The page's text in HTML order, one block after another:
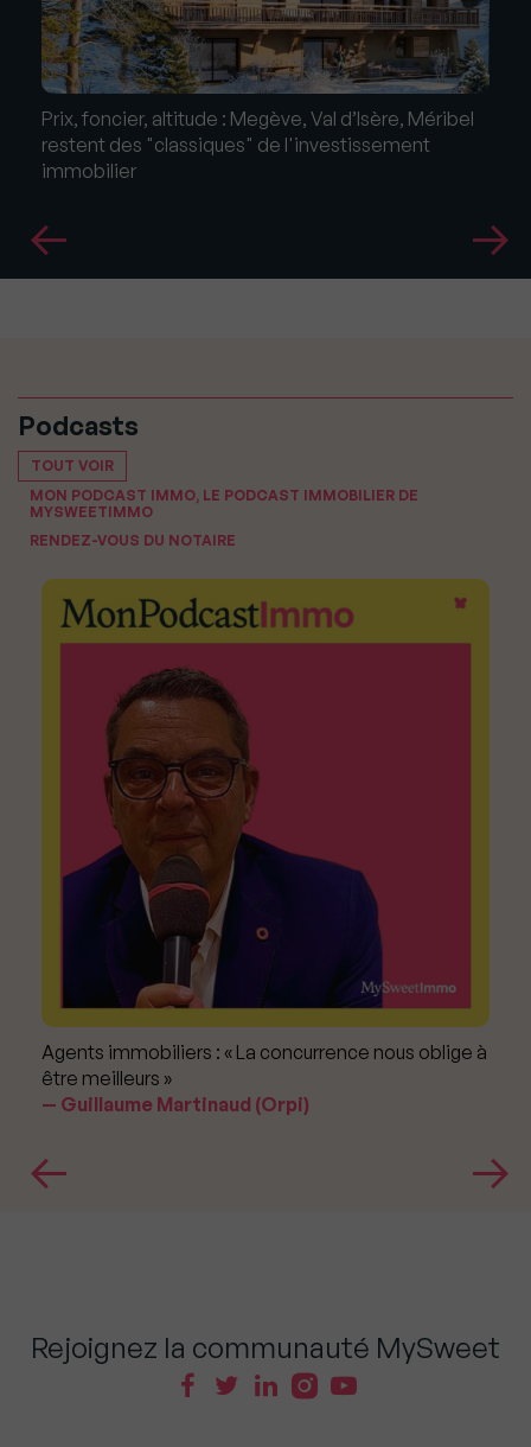
Prix, foncier, altitude : Megève, Val d’Isère, Méribel
restent des "classiques" de l'investissement
immobilier
Podcasts
TOUT VOIR
MON PODCAST IMMO, LE PODCAST IMMOBILIER DE
MYSWEETIMMO
RENDEZ-VOUS DU NOTAIRE
Agents immobiliers : « La concurrence nous oblige à
être meilleurs »
Guillaume Martinaud (Orpi)
Rejoignez la communauté MySweet